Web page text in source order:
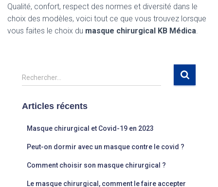
Qualité, confort, respect des normes et diversité dans le
choix des modèles, voici tout ce que vous trouvez lorsque
vous faites le choix du masque chirurgical KB Médica.
R
e
h
Rechercher…
Articles récents
Masque chirurgical et Covid-19 en 2023
Peut-on dormir avec un masque contre le covid ?
Comment choisir son masque chirurgical ?
Le masque chirurgical, comment le faire accepter